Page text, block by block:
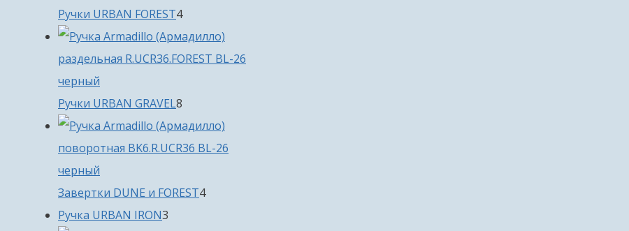
Ручки URBAN FOREST44
товара
Ручки URBAN GRAVEL8
товаров
Завертки DUNE и FOREST44
Ручка URBAN IRON3